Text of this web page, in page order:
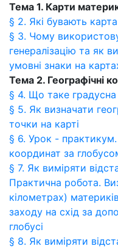
Тема 1. Карти
§ 2. Які бувають
§ 3. Чому
генералізацію та як
умовні знаки на
Тема 2. Географічні
§ 4. Що таке градусна
§ 5. Як визначати
точки на карті
§ 6. Урок - практикум.
координат за
§ 7. Як виміряти
Практична робота.
кілометрах) материків
заходу на схід за
глобусі
§ 8. Як виміряти